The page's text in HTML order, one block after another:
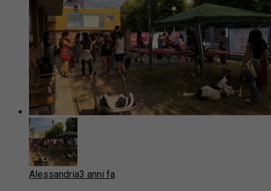
Alessandria3 anni fa